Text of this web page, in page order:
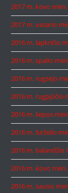
2017 m. kovo mėn.
2017 m. vasario
2016 m. lapkričio
2016 m. spalio
2016 m. rugsėjo
2016 m. rugpjūčio
2016 m. liepos
2016 m. birželio
2016 m. balandžio
2016 m. kovo mėn.
2016 m. sausio